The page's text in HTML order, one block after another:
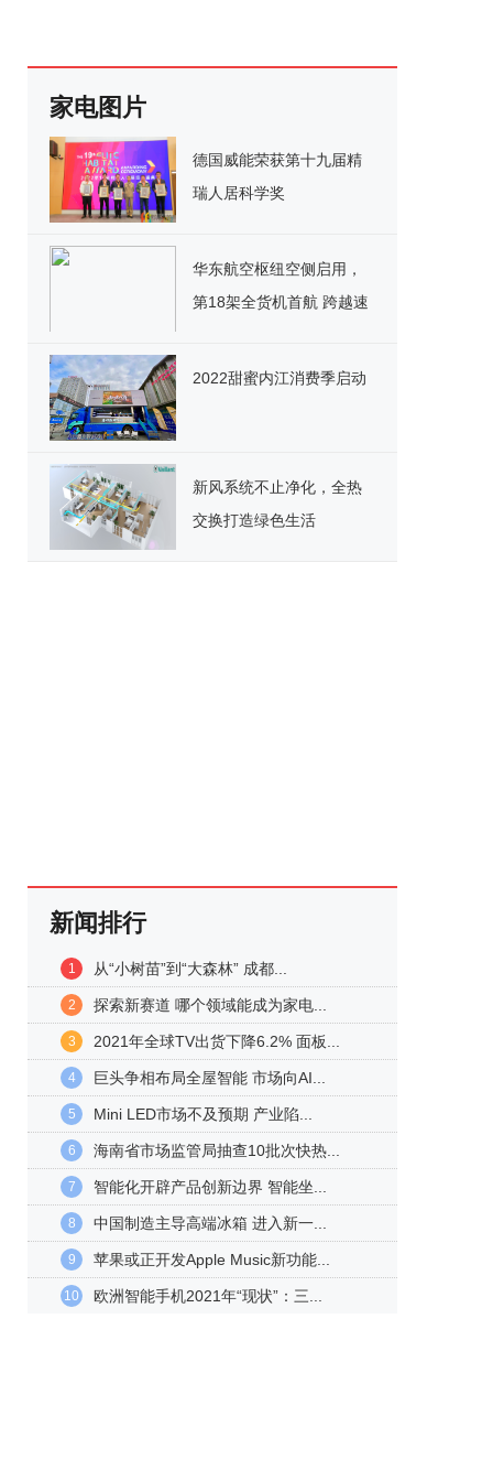
家电图片
德国威能荣获第十九届精
瑞人居科学奖
华东航空枢纽空侧启用，
第18架全货机首航 跨越速
2022甜蜜内江消费季启动
新风系统不止净化，全热
交换打造绿色生活
新闻排行
1 从“小树苗”到“大森林” 成都...
2 探索新赛道 哪个领域能成为家电...
3 2021年全球TV出货下降6.2% 面板...
4 巨头争相布局全屋智能 市场向AI...
5 Mini LED市场不及预期 产业陷...
6 海南省市场监管局抽查10批次快热...
7 智能化开辟产品创新边界 智能坐...
8 中国制造主导高端冰箱 进入新一...
9 苹果或正开发Apple Music新功能...
10 欧洲智能手机2021年“现状”：三...